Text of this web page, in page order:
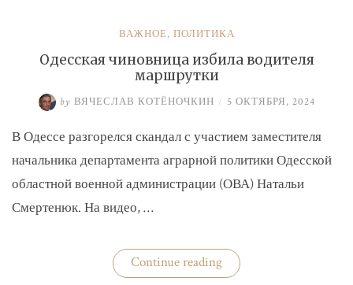
ВАЖНОЕ, ПОЛИТИКА
Одесская чиновница избила водителя
маршрутки
by ВЯЧЕСЛАВ КОТЁНОЧКИН / 5 ОКТЯБРЯ, 2024
В Одессе разгорелся скандал с участием заместителя
начальника департамента аграрной политики Одесской
областной военной администрации (ОВА) Натальи
Смертенюк. На видео, …
Continue reading«Одесская
чиновница